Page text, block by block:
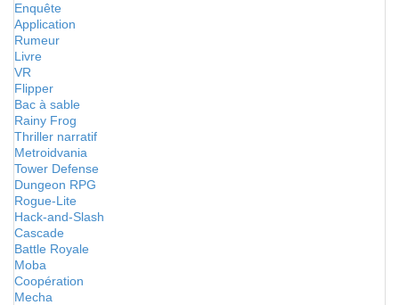
Enquête
Application
Rumeur
Livre
VR
Flipper
Bac à sable
Rainy Frog
Thriller narratif
Metroidvania
Tower Defense
Dungeon RPG
Rogue-Lite
Hack-and-Slash
Cascade
Battle Royale
Moba
Coopération
Mecha